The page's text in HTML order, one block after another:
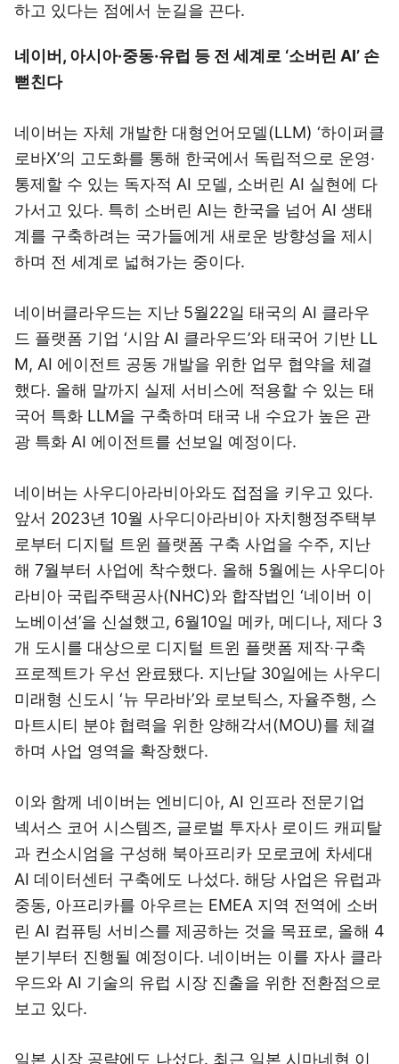
하고 있다는 점에서 눈길을 끈다.
네이버, 아시아·중동·유럽 등 전 세계로 ‘소버린 AI’ 손
뻗친다
네이버는 자체 개발한 대형언어모델(LLM) ‘하이퍼클
로바X’의 고도화를 통해 한국에서 독립적으로 운영·
통제할 수 있는 독자적 AI 모델, 소버린 AI 실현에 다
가서고 있다. 특히 소버린 AI는 한국을 넘어 AI 생태
계를 구축하려는 국가들에게 새로운 방향성을 제시
하며 전 세계로 넓혀가는 중이다.
네이버클라우드는 지난 5월22일 태국의 AI 클라우
드 플랫폼 기업 ‘시암 AI 클라우드’와 태국어 기반 LL
M, AI 에이전트 공동 개발을 위한 업무 협약을 체결
했다. 올해 말까지 실제 서비스에 적용할 수 있는 태
국어 특화 LLM을 구축하며 태국 내 수요가 높은 관
광 특화 AI 에이전트를 선보일 예정이다.
네이버는 사우디아라비아와도 접점을 키우고 있다.
앞서 2023년 10월 사우디아라비아 자치행정주택부
로부터 디지털 트윈 플랫폼 구축 사업을 수주, 지난
해 7월부터 사업에 착수했다. 올해 5월에는 사우디아
라비아 국립주택공사(NHC)와 합작법인 ‘네이버 이
노베이션’을 신설했고, 6월10일 메카, 메디나, 제다 3
개 도시를 대상으로 디지털 트윈 플랫폼 제작‧구축
프로젝트가 우선 완료됐다. 지난달 30일에는 사우디
미래형 신도시 ‘뉴 무라바’와 로보틱스, 자율주행, 스
마트시티 분야 협력을 위한 양해각서(MOU)를 체결
하며 사업 영역을 확장했다.
이와 함께 네이버는 엔비디아, AI 인프라 전문기업
넥서스 코어 시스템즈, 글로벌 투자사 로이드 캐피탈
과 컨소시엄을 구성해 북아프리카 모로코에 차세대
AI 데이터센터 구축에도 나섰다. 해당 사업은 유럽과
중동, 아프리카를 아우르는 EMEA 지역 전역에 소버
린 AI 컴퓨팅 서비스를 제공하는 것을 목표로, 올해 4
분기부터 진행될 예정이다. 네이버는 이를 자사 클라
우드와 AI 기술의 유럽 시장 진출을 위한 전환점으로
보고 있다.
일본 시장 공략에도 나섰다. 최근 일본 시마네현 이